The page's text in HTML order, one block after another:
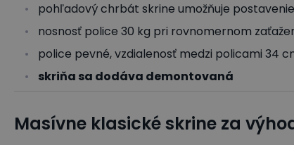
pohľadový chrbát skrine umožňuje
nosnosť police 30 kg pri rovnomernom
police pevné, vzdialenosť medzi policami 34
skriňa sa dodáva demontovaná
Masívne klasické skrine za